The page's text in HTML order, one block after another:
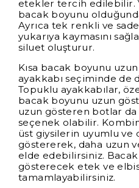
etekler tercih edilebilir.
bacak boyunu
Ayrıca tek renkli ve
yukarıya kaymasını
siluet oluşturur.
Kısa bacak boyunu
ayakkabı seçiminde
Topuklu ayakkabılar,
bacak boyunu uzun
uzun gösteren botlar da
seçenek olabilir.
üst giysilerin uyumlu ve
göstererek, daha uzun
elde edebilirsiniz.
gösterecek etek ve
tamamlayabilirsiniz.